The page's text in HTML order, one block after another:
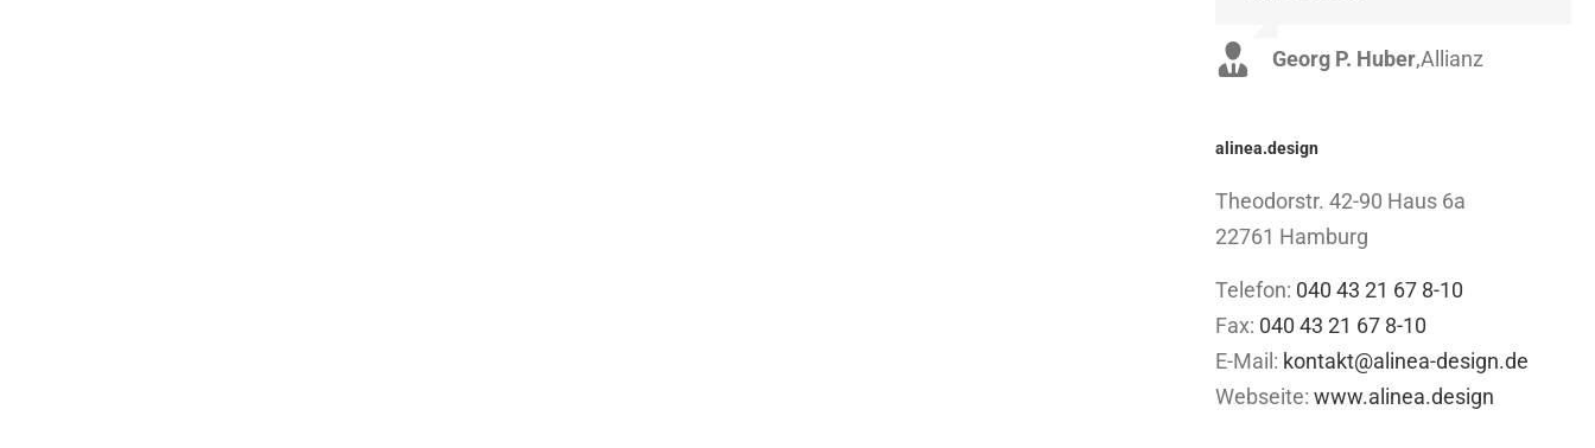
Georg P. Huber,Allianz
Luke Beck,Theme Fusion
alinea.design
Theodorstr. 42-90 Haus 6a
22761 Hamburg
Telefon: 040 43 21 67 8-10
Fax: 040 43 21 67 8-10
E-Mail: kontakt@alinea-design.de
Webseite:www.alinea.design